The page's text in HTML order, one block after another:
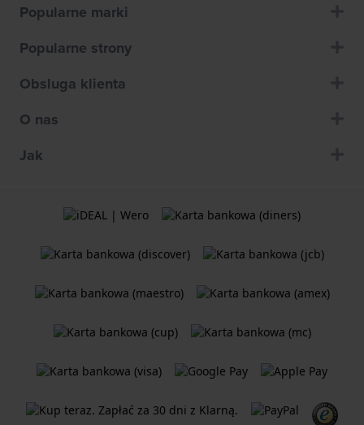
Popularne marki
Popularne strony
Obsluga klienta
O nas
Jak